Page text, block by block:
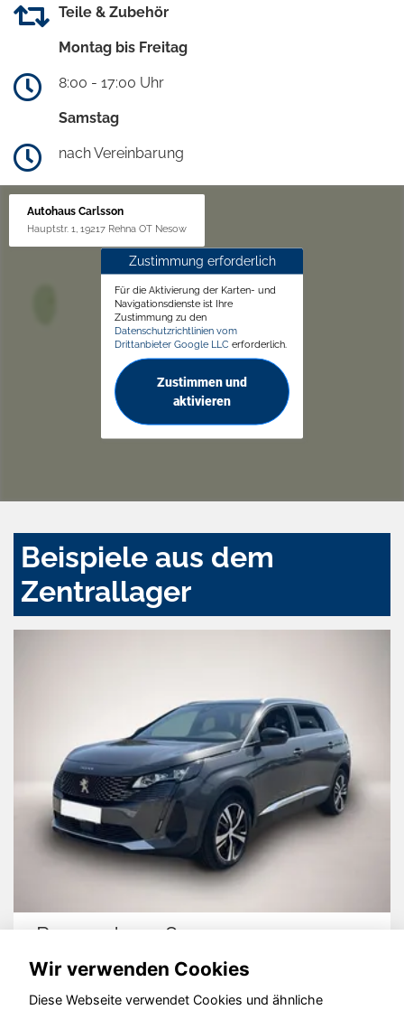
Teile & Zubehör
Montag bis Freitag
8:00 - 17:00 Uhr
Samstag
nach Vereinbarung
Autohaus Carlsson
Hauptstr. 1, 19217 Rehna OT Nesow
Zustimmung erforderlich
Für die Aktivierung der Karten- und
Navigationsdienste ist Ihre
Zustimmung zu den
Datenschutzrichtlinien vom
Drittanbieter Google LLC erforderlich.
Zustimmen und
aktivieren
Beispiele aus dem
Zentrallager
Peugeot 5008
Wir verwenden Cookies
Diese Webseite verwendet Cookies und ähnliche